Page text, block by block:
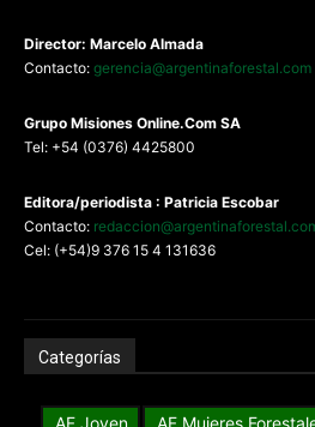
Director: Marcelo Almada
Contacto: gerencia@argentinaforestal.com
Grupo Misiones Online.Com SA
Tel: +54 (0376) 4425800
Editora/periodista : Patricia Escobar
Contacto:
Cel: (+54)9 376 15 4 131636
Categorías
AF Joven AF Mujeres